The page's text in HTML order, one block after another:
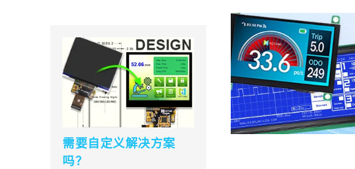
需要自定义解决方案
吗？